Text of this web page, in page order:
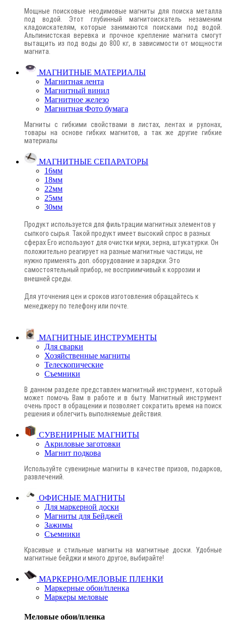
Мощные поисковые неодимовые магниты для поиска металла
под водой. Этот глубинный магнитоискатель незаменим
кладоискателям, которые занимаются поисками под водой.
Альпинистская веревка и прочное крепление магнита смогут
вытащить из под воды до 800 кг, в зависимости от мощности
магнита.
МАГНИТНЫЕ МАТЕРИАЛЫ
Магнитная лента
Магнитный винил
Магнитное железо
Магнитная Фото бумага
Магниты с гибкими свойствами в листах, лентах и рулонах,
товары на основе гибких магнитов, а так же другие гибкие
материалы
МАГНИТНЫЕ СЕПАРАТОРЫ
16мм
18мм
22мм
25мм
30мм
Продукт используется для фильтрации магнитных элементов у
сыпкого сырья. Такой продукт имеет высокий спрос в разных
сферах Его используют для очистки муки, зерна, штукатурки. Он
положительно реагирует на разные магнитные частицы, не
нужно применять доп. оборудование и зарядки. Это
самостоятельный прибор, не восприимчивый к коррозии и
внешней среды.
Для уточнения цен и сроков изготовления обращайтесь к
менеджеру по телефону или почте
МАГНИТНЫЕ ИНСТРУМЕНТЫ
Для сварки
Хозяйственные магниты
Телескопические
Съемники
В данном разделе представлен магнитный инструмент, который
может помочь Вам в работе и в быту. Магнитный инструмент
очень прост в обращении и позволяет сократить время на поиск
решения и облегчить выполняемые действия.
СУВЕНИРНЫЕ МАГНИТЫ
Акриловые заготовки
Магнит подкова
Используйте сувенирные магниты в качестве призов, подарков,
развлечений.
ОФИСНЫЕ МАГНИТЫ
Для маркерной доски
Магниты для Бейджей
Зажимы
Съемники
Красивые и стильные магниты на магнитные доски. Удобные
магнитные бейджи и много другое, выбирайте!
МАРКЕРНО/МЕЛОВЫЕ ПЛЕНКИ
Маркерные обои/пленка
Маркеры меловые
Меловые обои/пленка